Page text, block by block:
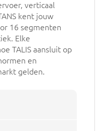
verticaal
kent jouw
16 segmenten
Elke
TALIS aansluit op
en
gelden.